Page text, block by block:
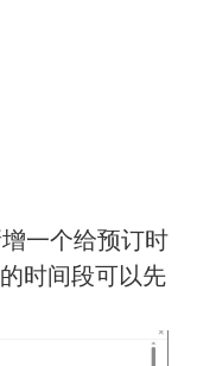
一个给预订时
时间段可以先